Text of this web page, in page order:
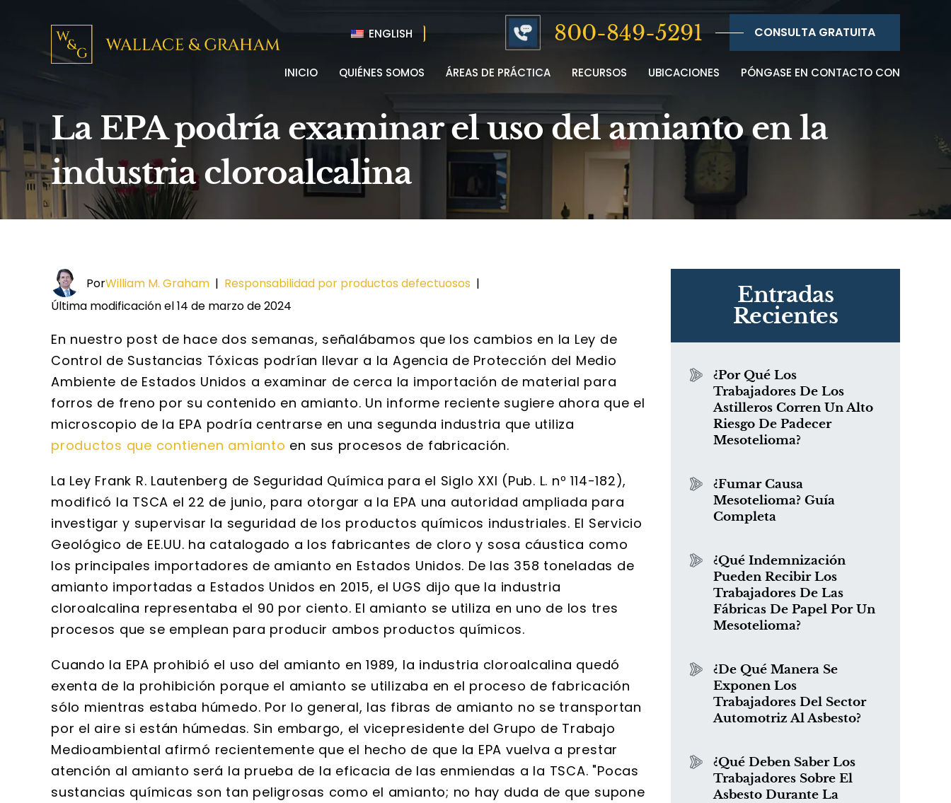
ENGLISH 800-849-5291 CONSULTA GRATUITA
INICIO QUIÉNES SOMOS ÁREAS DE PRÁCTICA RECURSOS UBICACIONES PÓNGASE EN CONTACTO CON
La EPA podría examinar el uso del amianto en la
industria cloroalcalina
PorWilliam M. Graham | Responsabilidad por productos defectuosos |
Última modificación el 14 de marzo de 2024
En nuestro post de hace dos semanas, señalábamos que los cambios en la Ley de
Control de Sustancias Tóxicas podrían llevar a la Agencia de Protección del Medio
Ambiente de Estados Unidos a examinar de cerca la importación de material para
forros de freno por su contenido en amianto. Un informe reciente sugiere ahora que el
microscopio de la EPA podría centrarse en una segunda industria que utiliza
productos que contienen amianto en sus procesos de fabricación.
La Ley Frank R. Lautenberg de Seguridad Química para el Siglo XXI (Pub. L. nº 114-182),
modificó la TSCA el 22 de junio, para otorgar a la EPA una autoridad ampliada para
investigar y supervisar la seguridad de los productos químicos industriales. El Servicio
Geológico de EE.UU. ha catalogado a los fabricantes de cloro y sosa cáustica como
los principales importadores de amianto en Estados Unidos. De las 358 toneladas de
amianto importadas a Estados Unidos en 2015, el UGS dijo que la industria
cloroalcalina representaba el 90 por ciento. El amianto se utiliza en uno de los tres
procesos que se emplean para producir ambos productos químicos.
Cuando la EPA prohibió el uso del amianto en 1989, la industria cloroalcalina quedó
exenta de la prohibición porque el amianto se utilizaba en el proceso de fabricación
sólo mientras estaba húmedo. Por lo general, las fibras de amianto no se transportan
por el aire si están húmedas. Sin embargo, el vicepresidente del Grupo de Trabajo
Medioambiental afirmó recientemente que el hecho de que la EPA vuelva a prestar
atención al amianto será la prueba de la eficacia de las enmiendas a la TSCA. "Pocas
sustancias químicas son tan peligrosas como el amianto; no hay duda de que supone
Entradas
Recientes
¿Por Qué Los
Trabajadores De Los
Astilleros Corren Un Alto
Riesgo De Padecer
Mesotelioma?
¿Fumar Causa
Mesotelioma? Guía
Completa
¿Qué Indemnización
Pueden Recibir Los
Trabajadores De Las
Fábricas De Papel Por Un
Mesotelioma?
¿De Qué Manera Se
Exponen Los
Trabajadores Del Sector
Automotriz Al Asbesto?
¿Qué Deben Saber Los
Trabajadores Sobre El
Asbesto Durante La